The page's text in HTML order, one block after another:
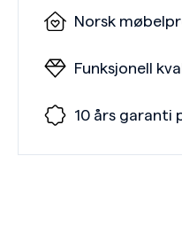
Norsk
Funksjonell
10 års garanti